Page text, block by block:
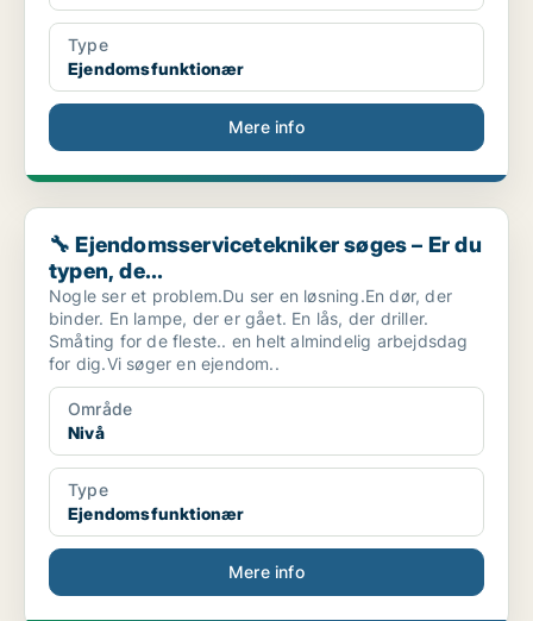
Type
Ejendomsfunktionær
Mere info
🔧 Ejendomsservicetekniker søges – Er du typen, de...
🔧 Ejendomsservicetekniker søges – Er du
typen, de...
Nogle ser et problem.Du ser en løsning.En dør, der
binder. En lampe, der er gået. En lås, der driller.
Småting for de fleste.. en helt almindelig arbejdsdag
for dig.Vi søger en ejendom..
Område
Nivå
Type
Ejendomsfunktionær
Mere info